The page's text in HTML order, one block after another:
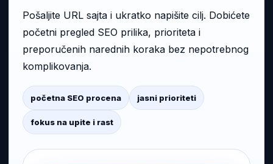
Pošaljite URL sajta i ukratko napišite cilj. Dobićete
početni pregled SEO prilika, prioriteta i
preporučenih narednih koraka bez nepotrebnog
komplikovanja.
početna SEO procena jasni prioriteti
fokus na upite i rast